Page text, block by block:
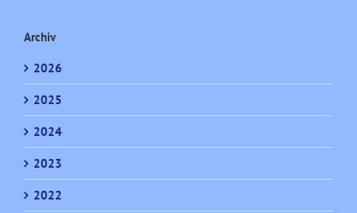
Archiv
2026
2025
2024
2023
2022